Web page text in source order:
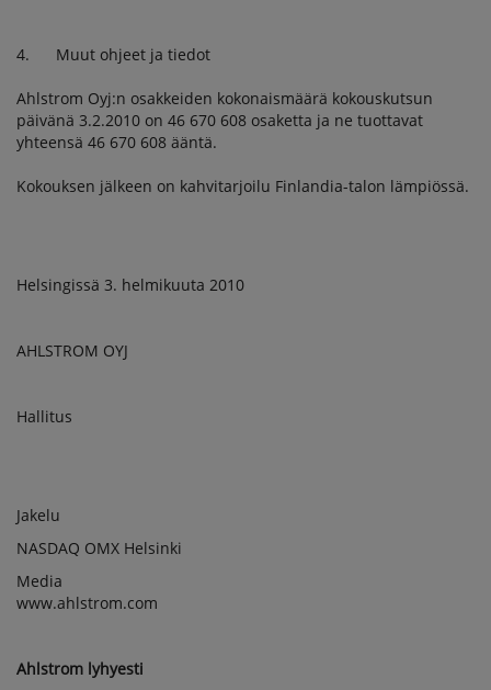
4. Muut ohjeet ja tiedot
Ahlstrom Oyj:n osakkeiden kokonaismäärä kokouskutsun
päivänä 3.2.2010 on 46 670 608 osaketta ja ne tuottavat
yhteensä 46 670 608 ääntä.
Kokouksen jälkeen on kahvitarjoilu Finlandia-talon lämpiössä.
Helsingissä 3. helmikuuta 2010
AHLSTROM OYJ
Hallitus
Jakelu
NASDAQ OMX Helsinki
Media
www.ahlstrom.com
Ahlstrom lyhyesti